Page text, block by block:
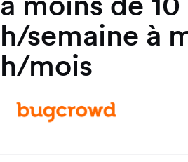
h/semaine à
h/mois